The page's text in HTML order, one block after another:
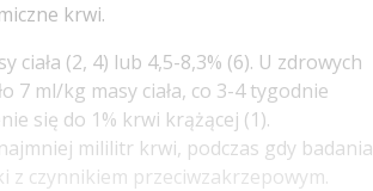
krwi.
(2, 4) lub 4,5-8,3% (6). U zdrowych
7 ml/kg masy ciała, co 3-4 tygodnie
się do 1% krwi krążącej (1).
mililitr krwi, podczas gdy badania
czynnikiem przeciwzakrzepowym.